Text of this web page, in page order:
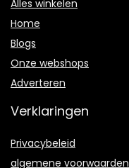
Alles winkelen
Home
Blogs
Onze webshops
Adverteren
Verklaringen
Privacybeleid
algemene voorwaarden